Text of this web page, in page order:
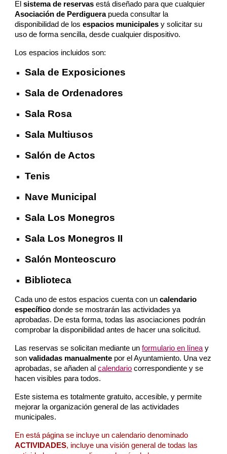
Elsistema de reservas está diseñado para que cualquier
Asociación de Perdiguerapueda consultar la
disponibilidad de losespacios municipales y solicitar su
uso de forma sencilla, desde cualquier dispositivo.
Los espacios incluidos son:
Sala de Exposiciones
Sala de Ordenadores
Sala Rosa
Sala Multiusos
Salón de Actos
Tenis
Nave Municipal
Sala Los Monegros
Sala Los Monegros II
Salón Monteoscuro
Biblioteca
Cada uno de estos espacios cuenta con uncalendario
específico donde se mostrarán las actividades ya
aprobadas. De esta forma, todas las asociaciones podrán
comprobar la disponibilidad antes de hacer una solicitud.
Las reservas se solicitan mediante unformulario en línea y
sonvalidadas manualmente por el Ayuntamiento. Una vez
aprobadas, se añaden alcalendario correspondiente y se
hacen visibles para todos.
Este sistema es totalmente gratuito, accesible, y permite
mejorar la organización general de las actividades
municipales.
En está página se incluye un calendario denominado
ACTIVIDADES, incluye una visión general de todas las